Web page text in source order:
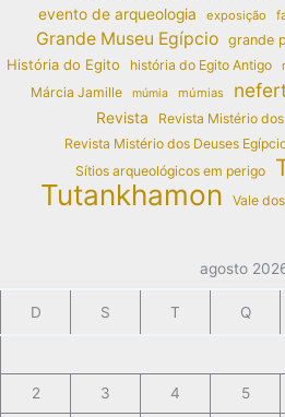
evento de arqueologia exposição
Grande Museu Egípcio grande
História do Egito
história do Egito Antigo
Márcia Jamille múmia múmias
Revista
Revista Mistério
Revista Mistério dos Deuses
Sítios arqueológicos em perigo
Tutankhamon Vale
agosto
D S T Q
2 3 4 5